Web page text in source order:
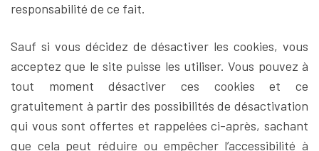
responsabilité de ce fait.
Sauf si vous décidez de désactiver les cookies, vous
acceptez que le site puisse les utiliser. Vous pouvez à
tout moment désactiver ces cookies et ce
gratuitement à partir des possibilités de désactivation
qui vous sont offertes et rappelées ci-après, sachant
que cela peut réduire ou empêcher l’accessibilité à